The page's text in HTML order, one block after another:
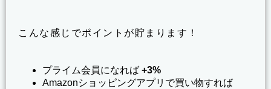
こんな感じでポイントが貯まります！
プライム会員になれば +3%
Amazonショッピングアプリで買い物すれば